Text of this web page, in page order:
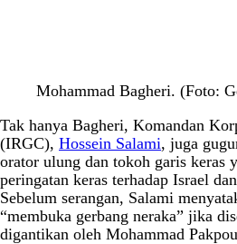
Mohammad Bagheri. (Foto:
Tak hanya Bagheri, Komandan
(IRGC), Hossein Salami, juga
orator ulung dan tokoh garis keras
peringatan keras terhadap Israel
Sebelum serangan, Salami
“membuka gerbang neraka” jika
digantikan oleh Mohammad